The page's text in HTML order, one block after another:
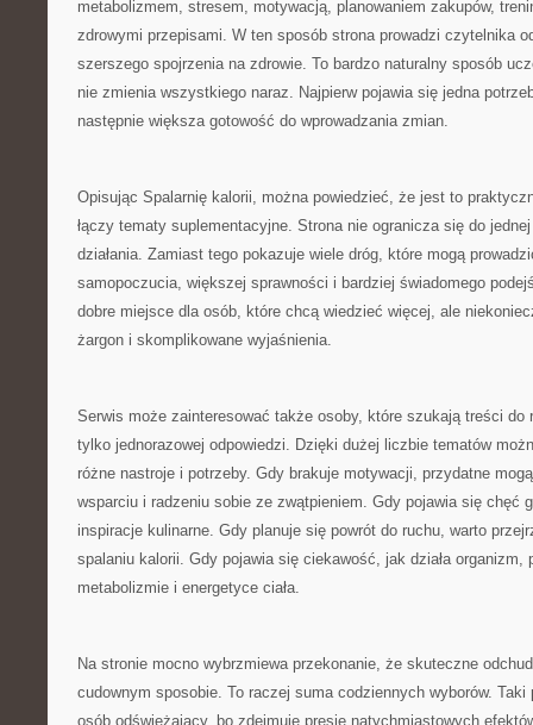
metabolizmem, stresem, motywacją, planowaniem zakupów,
zdrowymi przepisami. W ten sposób strona prowadzi czytelnika
szerszego spojrzenia na zdrowie. To bardzo naturalny sposób
nie zmienia wszystkiego naraz. Najpierw pojawia się jedna
następnie większa gotowość do wprowadzania zmian.
Opisując Spalarnię kalorii, można powiedzieć, że jest to
łączy tematy suplementacyjne. Strona nie ogranicza się do
działania. Zamiast tego pokazuje wiele dróg, które mogą
samopoczucia, większej sprawności i bardziej świadomego
dobre miejsce dla osób, które chcą wiedzieć więcej, ale
żargon i skomplikowane wyjaśnienia.
Serwis może zainteresować także osoby, które szukają treści do
tylko jednorazowej odpowiedzi. Dzięki dużej liczbie tematów
różne nastroje i potrzeby. Gdy brakuje motywacji, przydatne
wsparciu i radzeniu sobie ze zwątpieniem. Gdy pojawia się chęć
inspiracje kulinarne. Gdy planuje się powrót do ruchu, warto
spalaniu kalorii. Gdy pojawia się ciekawość, jak działa organizm,
metabolizmie i energetyce ciała.
Na stronie mocno wybrzmiewa przekonanie, że skuteczne
cudownym sposobie. To raczej suma codziennych wyborów.
osób odświeżający, bo zdejmuje presję natychmiastowych